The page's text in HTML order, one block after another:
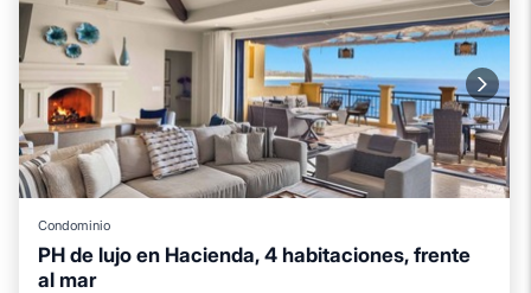
Condominio
PH de lujo en Hacienda, 4 habitaciones, frente
al mar